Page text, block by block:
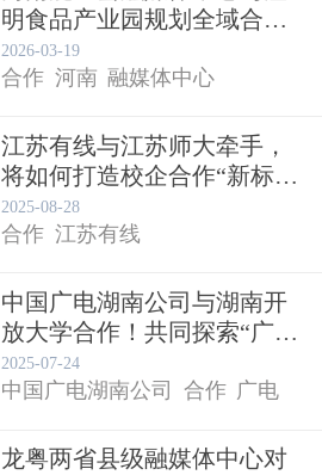
网络视听大会
明食品产业园规划全域合作
共...
2026-03-19
合作 河南 融媒体中心
江苏有线与江苏师大牵手，
将如何打造校企合作“新标
杆”...
2025-08-28
合作 江苏有线
中国广电湖南公司与湖南开
放大学合作！共同探索“广电
+...
2025-07-24
中国广电湖南公司 合作 广电
龙粤两省县级融媒体中心对